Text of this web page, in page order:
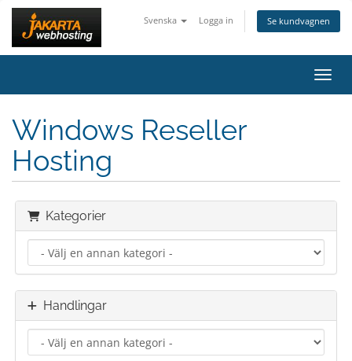
Svenska Logga in Se kundvagnen
Windows Reseller
Hosting
Kategorier
Handlingar